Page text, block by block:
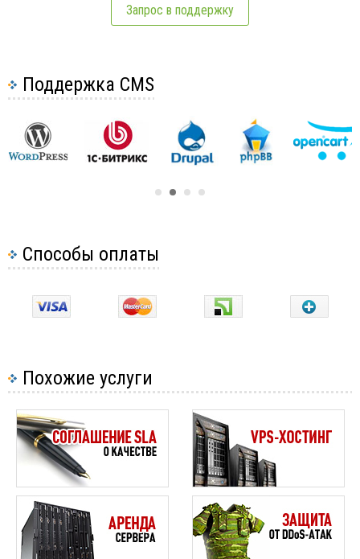
Запрос в поддержку
Поддержка CMS
Способы оплаты
Похожие услуги